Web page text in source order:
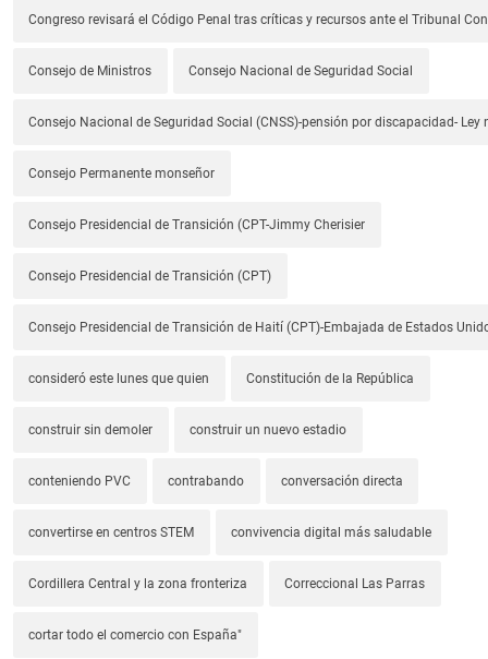
Congreso revisará el Código Penal tras críticas y recursos ante el Tribunal
Consejo de Ministros Consejo Nacional de Seguridad Social
Consejo Nacional de Seguridad Social (CNSS)-pensión por discapacidad- Ley
Consejo Permanente monseñor
Consejo Presidencial de Transición (CPT-Jimmy Cherisier
Consejo Presidencial de Transición (CPT)
Consejo Presidencial de Transición de Haití (CPT)-Embajada de Estados
consideró este lunes que quien Constitución de la República
construir sin demoler construir un nuevo estadio
conteniendo PVC contrabando conversación directa
convertirse en centros STEM convivencia digital más saludable
Cordillera Central y la zona fronteriza Correccional Las Parras
cortar todo el comercio con España"